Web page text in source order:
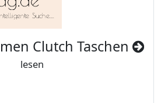
Clutch Taschen
lesen